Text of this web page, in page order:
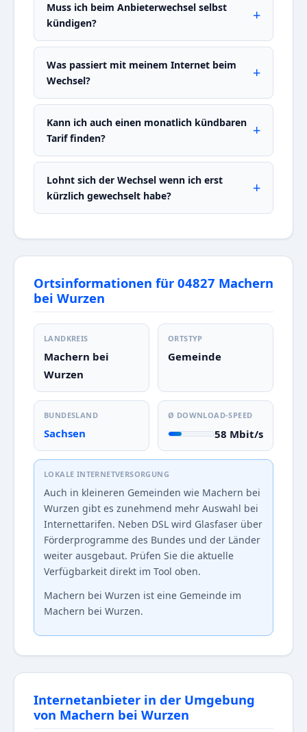
Muss ich beim Anbieterwechsel selbst
kündigen?
Was passiert mit meinem Internet beim
Wechsel?
Kann ich auch einen monatlich kündbaren
Tarif finden?
Lohnt sich der Wechsel wenn ich erst
kürzlich gewechselt habe?
Ortsinformationen für 04827 Machern
bei Wurzen
LANDKREIS
Machern bei
Wurzen
ORTSTYP
Gemeinde
BUNDESLAND
Sachsen
Ø DOWNLOAD-SPEED
58 Mbit/s
LOKALE INTERNETVERSORGUNG
Auch in kleineren Gemeinden wie Machern bei
Wurzen gibt es zunehmend mehr Auswahl bei
Internettarifen. Neben DSL wird Glasfaser über
Förderprogramme des Bundes und der Länder
weiter ausgebaut. Prüfen Sie die aktuelle
Verfügbarkeit direkt im Tool oben.
Machern bei Wurzen ist eine Gemeinde im
Machern bei Wurzen.
Internetanbieter in der Umgebung
von Machern bei Wurzen